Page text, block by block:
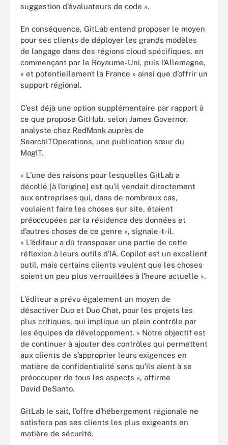
suggestion d’évaluateurs de code ».
En conséquence, GitLab entend proposer le moyen
pour ses clients de déployer les grands modèles
de langage dans des régions cloud spécifiques, en
commençant par le Royaume-Uni, puis l’Allemagne,
« et potentiellement la France » ainsi que d’offrir un
support régional.
C’est déjà une option supplémentaire par rapport à
ce que propose GitHub, selon James Governor,
analyste chez RedMonk auprès de
SearchITOperations, une publication sœur du
MagIT.
« L’une des raisons pour lesquelles GitLab a
décollé [à l’origine] est qu’il vendait directement
aux entreprises qui, dans de nombreux cas,
voulaient faire les choses sur site, étaient
préoccupées par la résidence des données et
d’autres choses de ce genre », signale-t-il.
« L’éditeur a dû transposer une partie de cette
réflexion à leurs outils d’IA. Copilot est un excellent
outil, mais certains clients veulent que les choses
soient un peu plus verrouillées à l’heure actuelle ».
L’éditeur a prévu également un moyen de
désactiver Duo et Duo Chat, pour les projets les
plus critiques, qui implique un plein contrôle par
les équipes de développement. « Notre objectif est
de continuer à ajouter des contrôles qui permettent
aux clients de s’approprier leurs exigences en
matière de confidentialité sans qu’ils aient à se
préoccuper de tous les aspects », affirme
David DeSanto.
GitLab le sait, l’offre d’hébergement régionale ne
satisfera pas ses clients les plus exigeants en
matière de sécurité.